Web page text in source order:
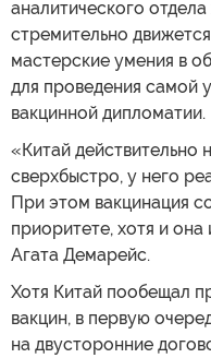
аналитического
стремительно
мастерские умения в
для проведения самой
вакцинной дипломатии.
«Китай действительно
сверхбыстро, у него
При этом вакцинация
приоритете, хотя и
Агата Демарейс.
Хотя Китай пообещал
вакцин, в первую
на двусторонние